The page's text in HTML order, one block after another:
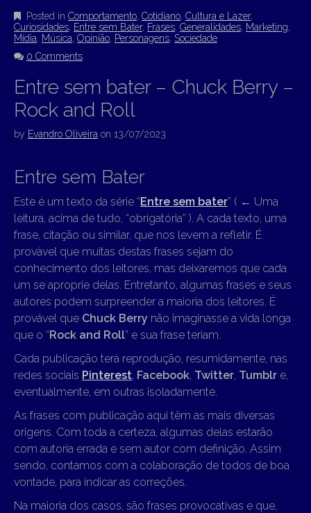
Posted in Comportamento Cotidiano Cultura e Lazer,
Curiosidades Entre sem Bater, Frases Generalidades Marketing
Mídia Música Opinião Personagens Sociedade
0 Comments
Entre sem bater – Chuck Berry –
Rock and Roll
by Evandro Oliveira on 13/07/2023
Entre sem Bater
Este é um texto da série “Entre sem bater” ( ← Uma
leitura, acima de tudo, “obrigatória” ). A cada texto, uma
frase, citação ou similar, que nos levem a refletir. É
provável que muitas destas frases sejam do
conhecimento dos leitores, mas deixaremos que cada
um se aproprie delas. Entretanto, algumas frases e seus
autores podem surpreender a maioria dos leitores. É
provável que Chuck Berry não imaginasse a vida longa
que o “Rock and Roll” e sua frase teriam.
Cada publicação terá reprodução, resumidamente, nas
redes sociais Pinterest Facebook Twitter Tumblr e,
eventualmente, em outras isoladamente.
As frases com publicação aqui têm as mais diversas
origens. Com toda a certeza, algumas delas estarão
com autoria errada e sem autor com definição. Assim
sendo, contamos com a colaboração de todos de boa
vontade, para indicar as correções.
Na maioria dos casos, são frases provocativas e que,